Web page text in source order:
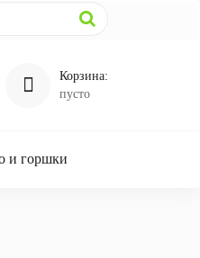
Корзина:
пусто
и горшки